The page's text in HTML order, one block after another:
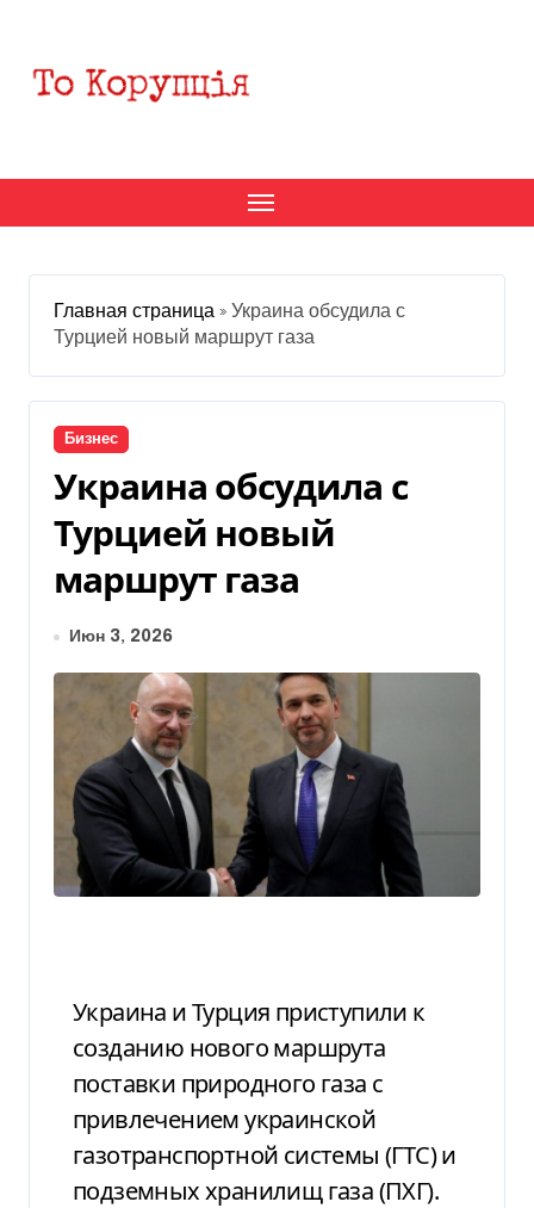
содержанию
Главная страница » Украина обсудила с
Турцией новый маршрут газа
Бизнес
Украина обсудила с
Турцией новый
маршрут газа
Июн 3, 2026
Украина и Турция приступили к
созданию нового маршрута
поставки природного газа с
привлечением украинской
газотранспортной системы (ГТС) и
подземных хранилищ газа (ПХГ).